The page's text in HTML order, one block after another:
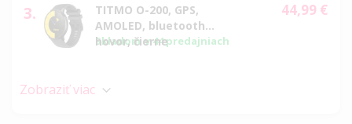
3.
TITMO O-200, GPS,
AMOLED, bluetooth
hovor, čierne
Skladom v 44 predajniach
44,99 €
Zobraziť viac